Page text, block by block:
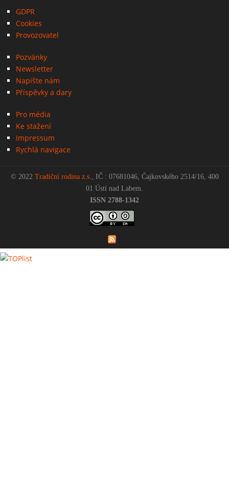
GDPR
Cookies
Provozovatel
Pozvánky
Newsletter
Napište nám
Příspěvky a dary
Pro média
Ke stažení
Impressum
Rychlá navigace
© 2022 Tradiční rodina z.s., IČ : 07681046, Čajkovského 2514/16, 400
01 Ústí nad Labem.
ISSN 2788-1342